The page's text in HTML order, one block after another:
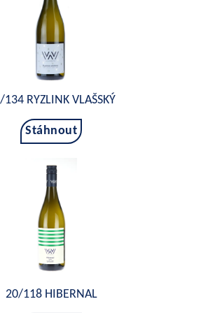
RYZLINK VLAŠSKÝ
Stáhnout
20/118 HIBERNAL